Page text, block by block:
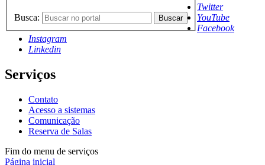
Busca: Buscar
Twitter
YouTube
Facebook
Instagram
Linkedin
Serviços
Contato
Acesso a sistemas
Comunicação
Reserva de Salas
Fim do menu de serviços
Página inicial